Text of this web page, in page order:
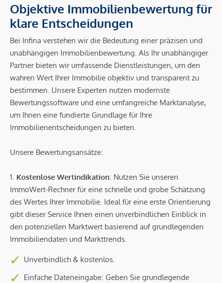
Objektive Immobilienbewertung für
klare Entscheidungen
Bei Infina verstehen wir die Bedeutung einer präzisen und
unabhängigen Immobilienbewertung. Als Ihr unabhängiger
Partner bieten wir umfassende Dienstleistungen, um den
wahren Wert Ihrer Immobilie objektiv und transparent zu
bestimmen. Unsere Experten nutzen modernste
Bewertungssoftware und eine umfangreiche Marktanalyse,
um Ihnen eine fundierte Grundlage für Ihre
Immobilienentscheidungen zu bieten.
Unsere Bewertungsansätze:
1. Kostenlose Wertindikation: Nutzen Sie unseren
ImmoWert-Rechner für eine schnelle und grobe Schätzung
des Wertes Ihrer Immobilie. Ideal für eine erste Orientierung
gibt dieser Service Ihnen einen unverbindlichen Einblick in
den potenziellen Marktwert basierend auf grundlegenden
Immobiliendaten und Markttrends.
Unverbindlich & kostenlos.
Einfache Dateneingabe: Geben Sie grundlegende